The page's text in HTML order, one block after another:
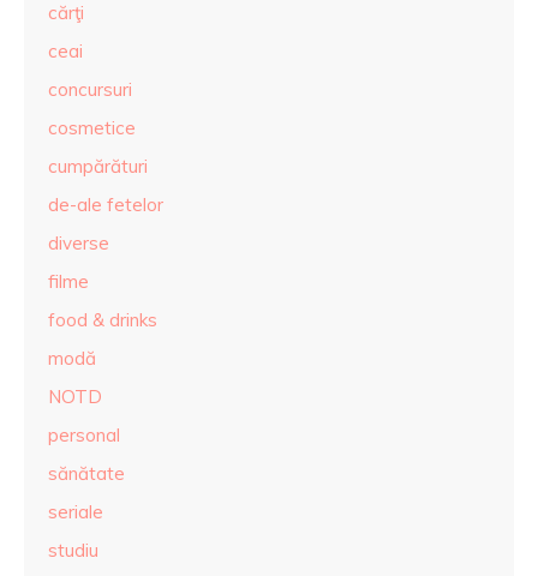
cărţi
ceai
concursuri
cosmetice
cumpărături
de-ale fetelor
diverse
filme
food & drinks
modă
NOTD
personal
sănătate
seriale
studiu